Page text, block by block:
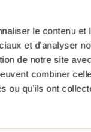
le contenu
et d'analyser
de notre site
combiner
ou qu'ils ont
un
plein air!
le rendez-vous
facile!